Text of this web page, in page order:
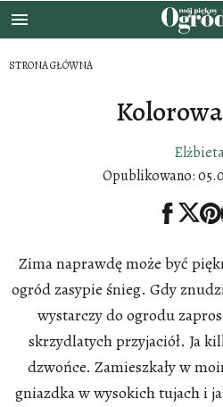
STRONA GŁÓWNA
Opublikowano:
Zima naprawdę może być
ogród zasypie śnieg. Gdy
wystarczy do ogrodu
skrzydlatych przyjaciół. Ja
dzwońce. Zamieszkały w
gniazdka w wysokich tujach i